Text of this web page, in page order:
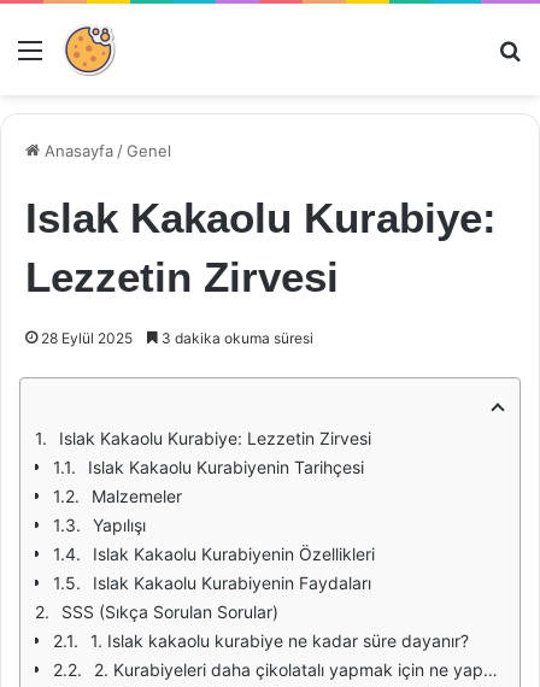
Menü
Anasayfa /Genel
Islak Kakaolu Kurabiye:
Lezzetin Zirvesi
28 Eylül 2025 3 dakika okuma süresi
Islak Kakaolu Kurabiye: Lezzetin Zirvesi
Islak Kakaolu Kurabiyenin Tarihçesi
Malzemeler
Yapılışı
Islak Kakaolu Kurabiyenin Özellikleri
Islak Kakaolu Kurabiyenin Faydaları
SSS (Sıkça Sorulan Sorular)
1. Islak kakaolu kurabiye ne kadar süre dayanır?
2. Kurabiyeleri daha çikolatalı yapmak için ne yapabilirim?